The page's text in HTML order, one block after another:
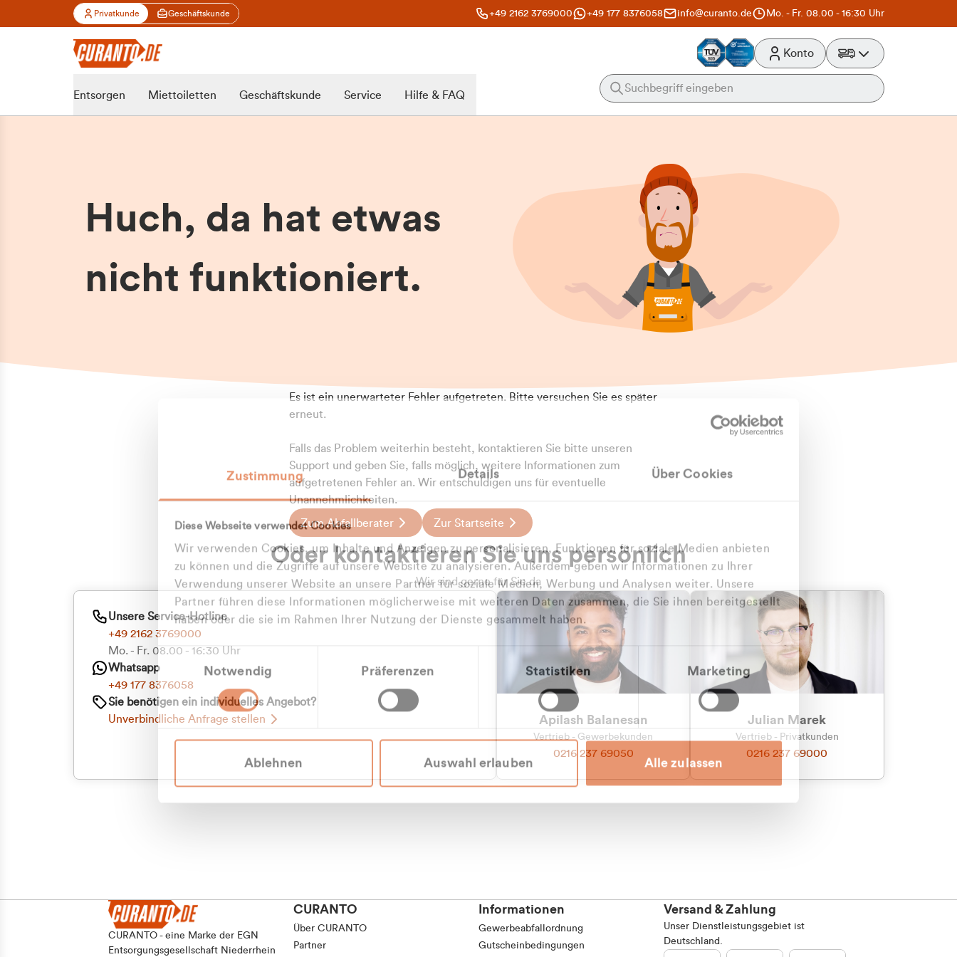
Zustimmung Details Über Cookies
Diese Webseite verwendet Cookies
Wir verwenden Cookies, um Inhalte und Anzeigen zu personalisieren, Funktionen für soziale Medien anbieten
zu können und die Zugriffe auf unsere Website zu analysieren. Außerdem geben wir Informationen zu Ihrer
Verwendung unserer Website an unsere Partner für soziale Medien, Werbung und Analysen weiter. Unsere
Partner führen diese Informationen möglicherweise mit weiteren Daten zusammen, die Sie ihnen bereitgestellt
haben oder die sie im Rahmen Ihrer Nutzung der Dienste gesammelt haben.
Einwilligungsauswahl
Notwendig Präferenzen Statistiken Marketing
Ablehnen Auswahl erlauben Alle zulassen
Privatkunde Geschäftskunde +49 2162 3769000 +49 177 8376058 info@curanto.de Mo. - Fr. 08.00 - 16:30 Uhr
Zu welcher
Kundengruppe
gehören Sie?
Privatkunde (inkl. MwSt.)
Geschäftskunde (exkl. MwSt.)
Konto
Entsorgen Miettoiletten Geschäftskunde Service Hilfe & FAQ
Huch, da hat etwas
nicht funktioniert.
Es ist ein unerwarteter Fehler aufgetreten. Bitte versuchen Sie es später
erneut.
Falls das Problem weiterhin besteht, kontaktieren Sie bitte unseren
Support und geben Sie, falls möglich, weitere Informationen zum
aufgetretenen Fehler an. Wir entschuldigen uns für eventuelle
Unannehmlichkeiten.
Zum Abfallberater Zur Startseite
Oder kontaktieren Sie uns persönlich
Wir sind gerne für Sie da
Unsere Service-Hotline
+49 2162 3769000
Mo. - Fr. 08.00 - 16:30 Uhr
Whatsapp
+49 177 8376058
Sie benötigen ein individuelles Angebot?
Unverbindliche Anfrage stellen
Apilash Balanesan
Vertrieb - Gewerbekunden
0216 237 69050
Julian Marek
Vertrieb - Privatkunden
0216 237 69000
CURANTO - eine Marke der EGN
Entsorgungsgesellschaft Niederrhein
CURANTO
Über CURANTO
Partner
Informationen
Gewerbeabfallordnung
Gutscheinbedingungen
Versand & Zahlung
Unser Dienstleistungsgebiet ist
Deutschland.